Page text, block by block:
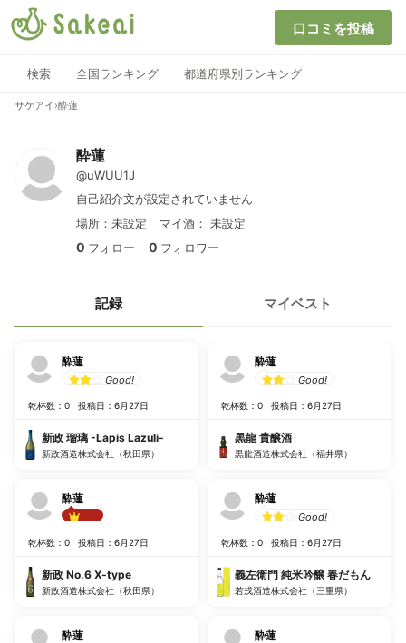
口コミを投稿
検索 全国ランキング 都道府県別ランキング
サケアイ ›酔蓮
酔蓮
@uWUU1J
自己紹介文が設定されていません
場所：未設定
マイ酒： 未設定
0 フォロー 0 フォロワー
記録 マイベスト
酔蓮
Good!
乾杯数：0 投稿日：6月27日
新政 瑠璃 -Lapis Lazuli-
新政酒造株式会社（秋田県）
酔蓮
乾杯数：0 投稿日：6月27日
新政 No.6 X-type
新政酒造株式会社（秋田県）
酔蓮
酔蓮
Good!
乾杯数：0 投稿日：6月27日
黒龍 貴醸酒
黒龍酒造株式会社（福井県）
酔蓮
Good!
乾杯数：0 投稿日：6月27日
義左衛門 純米吟醸 春だもん
若戎酒造株式会社（三重県）
酔蓮